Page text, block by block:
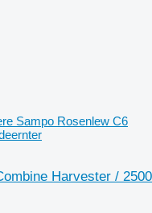
Sampo Rosenlew C6
Harvester / 2500